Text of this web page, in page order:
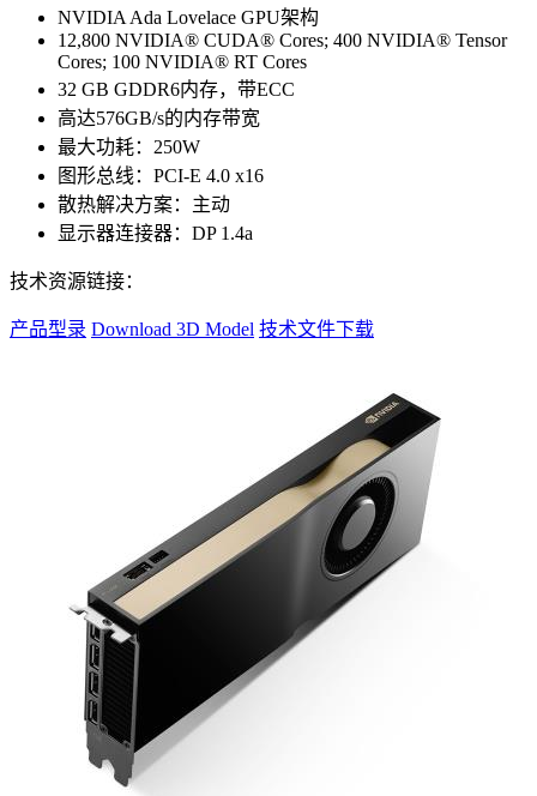
NVIDIA Ada Lovelace GPU架构
12,800 NVIDIA® CUDA® Cores; 400 NVIDIA® Tensor
Cores; 100 NVIDIA® RT Cores
32 GB GDDR6内存，带ECC
高达576GB/s的内存带宽
最大功耗：250W
图形总线：PCI-E 4.0 x16
散热解决方案：主动
显示器连接器：DP 1.4a
技术资源链接：
产品型录 Download 3D Model 技术文件下载